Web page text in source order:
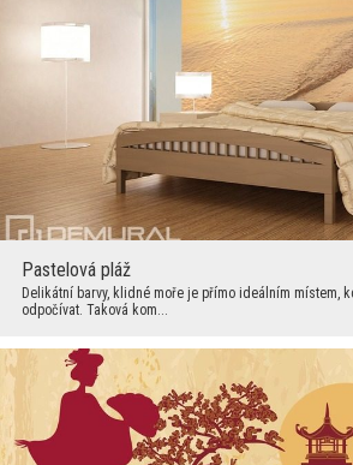
Pastelová pláž
Delikátní barvy, klidné moře je přímo ideálním místem,
odpočívat. Taková kom...